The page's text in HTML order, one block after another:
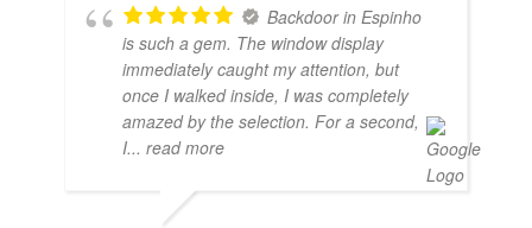
Backdoor in Espinho
is such a gem. The window display
immediately caught my attention, but
once I walked inside, I was completely
amazed by the selection. For a second,
I... read more